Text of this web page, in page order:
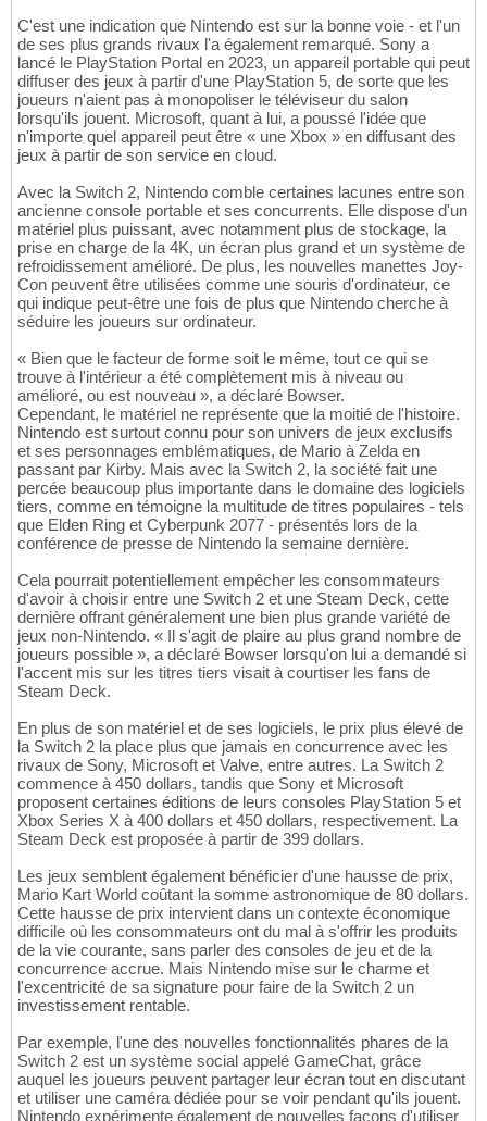
C'est une indication que Nintendo est sur la bonne voie - et l'un
de ses plus grands rivaux l'a également remarqué. Sony a
lancé le PlayStation Portal en 2023, un appareil portable qui peut
diffuser des jeux à partir d'une PlayStation 5, de sorte que les
joueurs n'aient pas à monopoliser le téléviseur du salon
lorsqu'ils jouent. Microsoft, quant à lui, a poussé l'idée que
n'importe quel appareil peut être « une Xbox » en diffusant des
jeux à partir de son service en cloud.
Avec la Switch 2, Nintendo comble certaines lacunes entre son
ancienne console portable et ses concurrents. Elle dispose d'un
matériel plus puissant, avec notamment plus de stockage, la
prise en charge de la 4K, un écran plus grand et un système de
refroidissement amélioré. De plus, les nouvelles manettes Joy-
Con peuvent être utilisées comme une souris d'ordinateur, ce
qui indique peut-être une fois de plus que Nintendo cherche à
séduire les joueurs sur ordinateur.
« Bien que le facteur de forme soit le même, tout ce qui se
trouve à l'intérieur a été complètement mis à niveau ou
amélioré, ou est nouveau », a déclaré Bowser.
Cependant, le matériel ne représente que la moitié de l'histoire.
Nintendo est surtout connu pour son univers de jeux exclusifs
et ses personnages emblématiques, de Mario à Zelda en
passant par Kirby. Mais avec la Switch 2, la société fait une
percée beaucoup plus importante dans le domaine des logiciels
tiers, comme en témoigne la multitude de titres populaires - tels
que Elden Ring et Cyberpunk 2077 - présentés lors de la
conférence de presse de Nintendo la semaine dernière.
Cela pourrait potentiellement empêcher les consommateurs
d'avoir à choisir entre une Switch 2 et une Steam Deck, cette
dernière offrant généralement une bien plus grande variété de
jeux non-Nintendo. « Il s'agit de plaire au plus grand nombre de
joueurs possible », a déclaré Bowser lorsqu'on lui a demandé si
l'accent mis sur les titres tiers visait à courtiser les fans de
Steam Deck.
En plus de son matériel et de ses logiciels, le prix plus élevé de
la Switch 2 la place plus que jamais en concurrence avec les
rivaux de Sony, Microsoft et Valve, entre autres. La Switch 2
commence à 450 dollars, tandis que Sony et Microsoft
proposent certaines éditions de leurs consoles PlayStation 5 et
Xbox Series X à 400 dollars et 450 dollars, respectivement. La
Steam Deck est proposée à partir de 399 dollars.
Les jeux semblent également bénéficier d'une hausse de prix,
Mario Kart World coûtant la somme astronomique de 80 dollars.
Cette hausse de prix intervient dans un contexte économique
difficile où les consommateurs ont du mal à s'offrir les produits
de la vie courante, sans parler des consoles de jeu et de la
concurrence accrue. Mais Nintendo mise sur le charme et
l'excentricité de sa signature pour faire de la Switch 2 un
investissement rentable.
Par exemple, l'une des nouvelles fonctionnalités phares de la
Switch 2 est un système social appelé GameChat, grâce
auquel les joueurs peuvent partager leur écran tout en discutant
et utiliser une caméra dédiée pour se voir pendant qu'ils jouent.
Nintendo expérimente également de nouvelles façons d'utiliser